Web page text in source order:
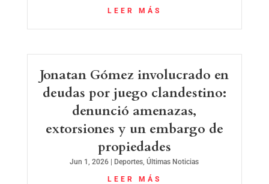
LEER MÁS
Jonatan Gómez involucrado en
deudas por juego clandestino:
denunció amenazas,
extorsiones y un embargo de
propiedades
Jun 1, 2026 | Deportes,Últimas Noticias
LEER MÁS